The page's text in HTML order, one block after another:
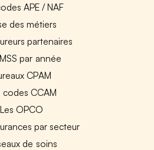
APE / NAF
des métiers
partenaires
par année
CPAM
codes CCAM
Les OPCO
par secteur
de soins